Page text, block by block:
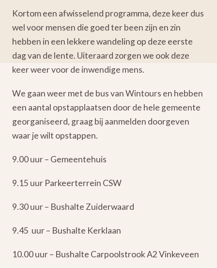
Kortom een afwisselend programma, deze keer dus
wel voor mensen die goed ter been zijn en zin
hebben in een lekkere wandeling op deze eerste
dag van de lente. Uiteraard zorgen we ook deze
keer weer voor de inwendige mens.
We gaan weer met de bus van Wintours en hebben
een aantal opstapplaatsen door de hele gemeente
georganiseerd, graag bij aanmelden doorgeven
waar je wilt opstappen.
9.00 uur – Gemeentehuis
9.15 uur Parkeerterrein CSW
9.30 uur – Bushalte Zuiderwaard
9.45 uur – Bushalte Kerklaan
10.00 uur – Bushalte Carpoolstrook A2 Vinkeveen